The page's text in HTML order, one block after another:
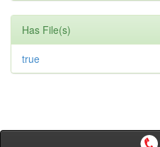
Has File(s)
true